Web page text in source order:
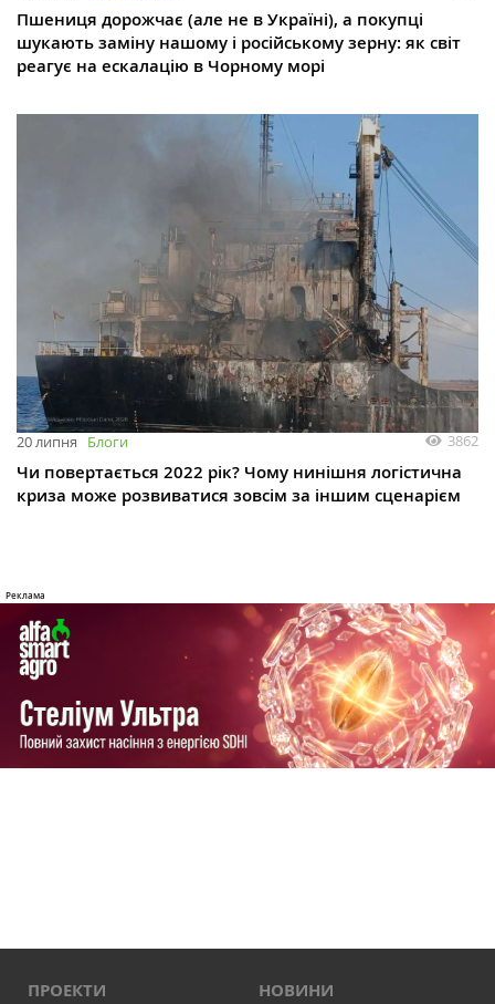
Пшениця дорожчає (але не в Україні), а покупці
шукають заміну нашому і російському зерну: як світ
реагує на ескалацію в Чорному морі
20 липня Блоги 3862
Чи повертається 2022 рік? Чому нинішня логістична
криза може розвиватися зовсім за іншим сценарієм
ПРОЕКТИ НОВИНИ